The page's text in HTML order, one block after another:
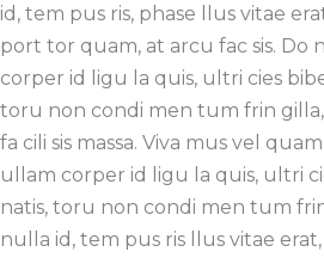
id, tem pus ris, phase llus vitae
port tor quam, at arcu fac sis. Do
corper id ligu la quis, ultri cies
toru non condi men tum frin
fa cili sis massa. Viva mus vel
ullam corper id ligu la quis, ultri
natis, toru non condi men tum
nulla id, tem pus ris llus vitae